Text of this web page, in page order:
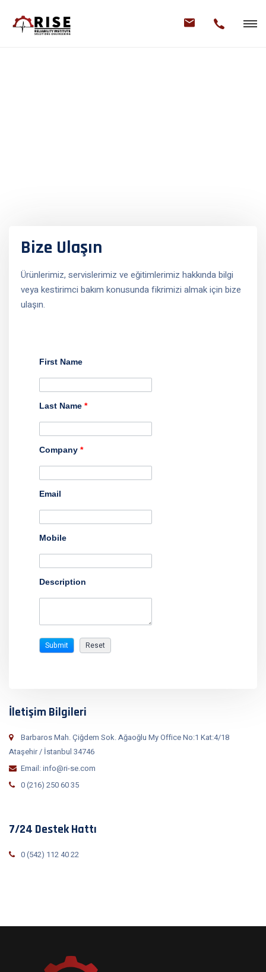
Bize Ulaşın
Ürünlerimiz, servislerimiz ve eğitimlerimiz hakkında bilgi
veya kestirimci bakım konusunda fikrimizi almak için bize
ulaşın.
First Name
Last Name *
Company *
Email
Mobile
Description
İletişim Bilgileri
Barbaros Mah. Çiğdem Sok. Ağaoğlu My Office No:1 Kat:4/18
Ataşehir / İstanbul 34746
Email: info@ri-se.com
0 (216) 250 60 35
7/24 Destek Hattı
0 (542) 112 40 22